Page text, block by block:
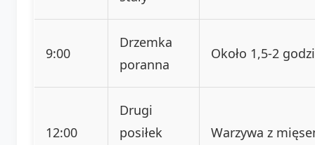
9:00
Drzemka
poranna
Około 1,5-2
12:00
Drugi
posiłek
Warzywa z